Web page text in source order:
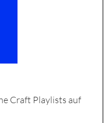
Craft Playlists auf